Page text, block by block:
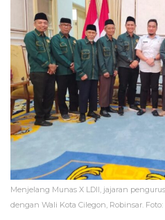
Menjelang Munas X LDII, jajaran
dengan Wali Kota Cilegon, Robinsar. Foto: